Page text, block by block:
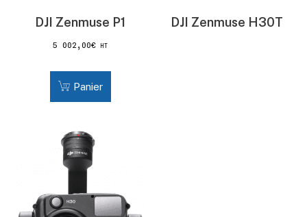
DJI Zenmuse P1
5 002,00€ HT
Panier
DJI Zenmuse H30T